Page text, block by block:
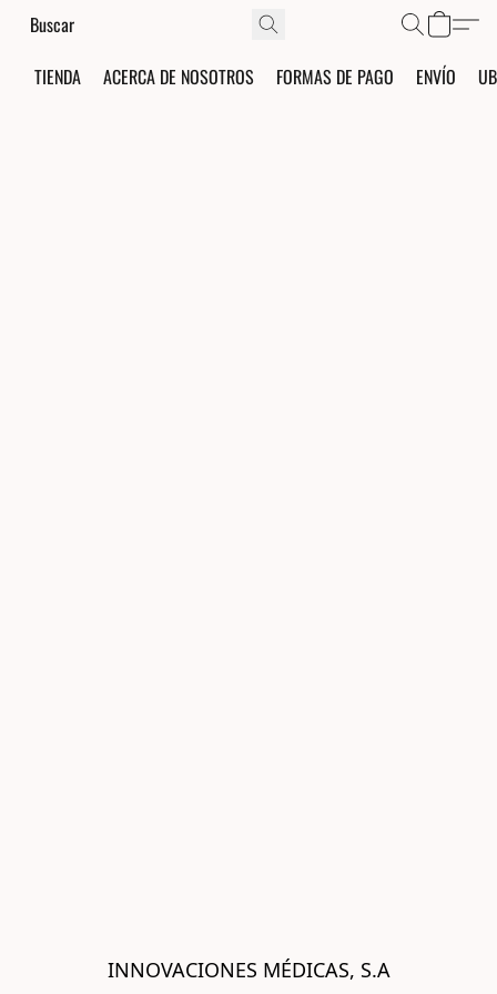
TIENDA ACERCA DE NOSOTROS FORMAS DE PAGO ENVÍO
INNOVACIONES MÉDICAS, S.A